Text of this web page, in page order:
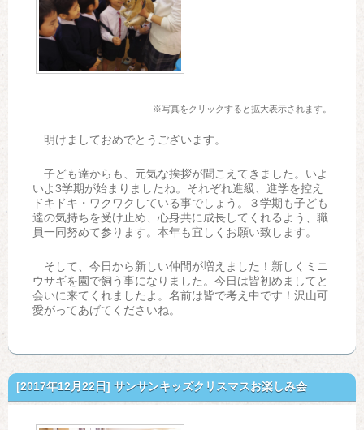
※写真をクリックすると拡大表示されます。
明けましておめでとうございます。
子ども達からも、元気な挨拶が聞こえてきました。いよ
いよ3学期が始まりましたね。それぞれ進級、進学を控え
ドキドキ・ワクワクしている事でしょう。３学期も子ども
達の気持ちを受け止め、心身共に成長してくれるよう、職
員一同努めて参ります。本年も宜しくお願い致します。
そして、今日から新しい仲間が増えました！新しくミニ
ウサギを園で飼う事になりました。今日は皆初めましてと
会いに来てくれましたよ。名前は皆で考え中です！沢山可
愛がってあげてくださいね。
[2017年12月22日] サンサンキッズクリスマスお楽しみ会